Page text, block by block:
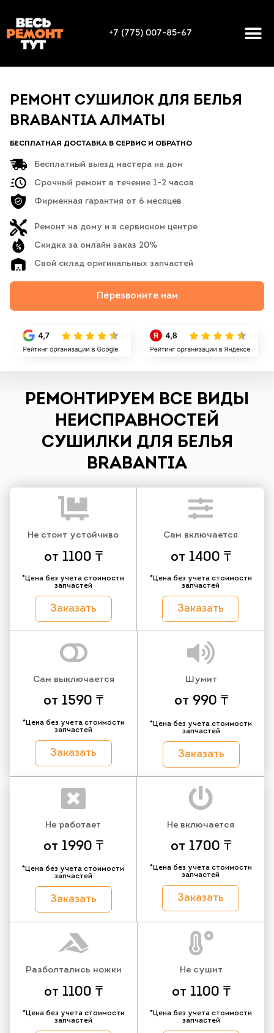
+7 (775) 007-85-67
РЕМОНТ СУШИЛОК ДЛЯ БЕЛЬЯ
BRABANTIA АЛМАТЫ
БЕСПЛАТНАЯ ДОСТАВКА В СЕРВИС И ОБРАТНО
Бесплатный выезд мастера на дом
Срочный ремонт в течение 1-2 часов
Фирменная гарантия от 6 месяцев
Ремонт на дому и в сервисном центре
Скидка за онлайн заказ 20%
Свой склад оригинальных запчастей
Перезвоните нам
РЕМОНТИРУЕМ ВСЕ ВИДЫ
НЕИСПРАВНОСТЕЙ
СУШИЛКИ ДЛЯ БЕЛЬЯ
BRABANTIA
Не стоит устойчиво
от 1100 ₸
*Цена без учета стоимости
запчастей
Заказать
Сам включается
от 1400 ₸
*Цена без учета стоимости
запчастей
Заказать
Сам выключается
от 1590 ₸
*Цена без учета стоимости
запчастей
Заказать
Шумит
от 990 ₸
*Цена без учета стоимости
запчастей
Заказать
Не работает
от 1990 ₸
*Цена без учета стоимости
запчастей
Заказать
Не включается
от 1700 ₸
*Цена без учета стоимости
запчастей
Заказать
Разболтались ножки
от 1100 ₸
*Цена без учета стоимости
запчастей
Не сушит
от 1100 ₸
*Цена без учета стоимости
запчастей